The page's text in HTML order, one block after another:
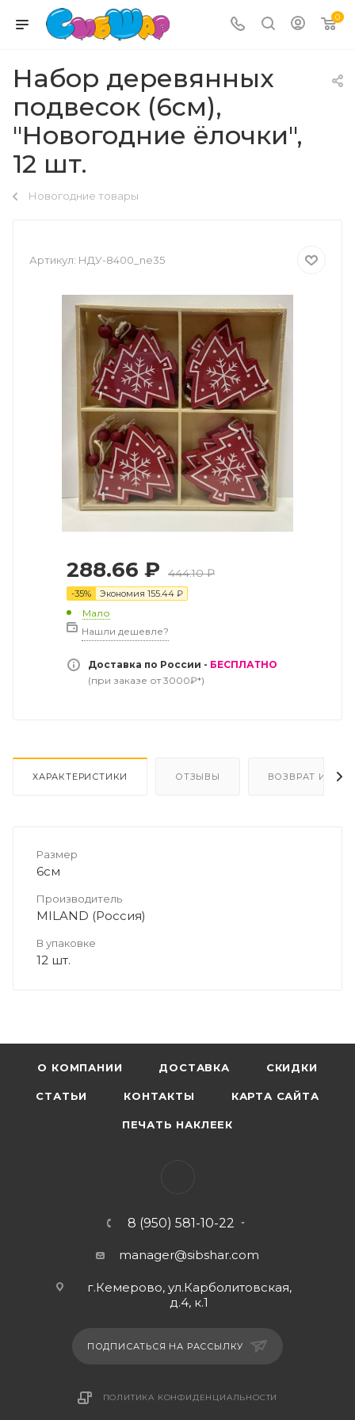
0
Набор деревянных
подвесок (6см),
"Новогодние ёлочки",
12 шт.
Новогодние товары
Артикул: НДУ-8400_ne35
288.66 ₽ 444.10₽
-35% Экономия 155.44 ₽
Мало
Нашли дешевле?
Доставка по России - БЕСПЛАТНО
(при заказе от 3000₽*)
ХАРАКТЕРИСТИКИ ОТЗЫВЫ ВОЗВРАТ И
Размер
6см
Производитель
MILAND (Россия)
В упаковке
12 шт.
О КОМПАНИИ ДОСТАВКА СКИДКИ
СТАТЬИ КОНТАКТЫ КАРТА САЙТА
ПЕЧАТЬ НАКЛЕЕК
8 (950) 581-10-22
manager@sibshar.com
г.Кемерово, ул.Карболитовская,
д.4, к.1
ПОДПИСАТЬСЯ НА РАССЫЛКУ
ПОЛИТИКА КОНФИДЕНЦИАЛЬНОСТИ